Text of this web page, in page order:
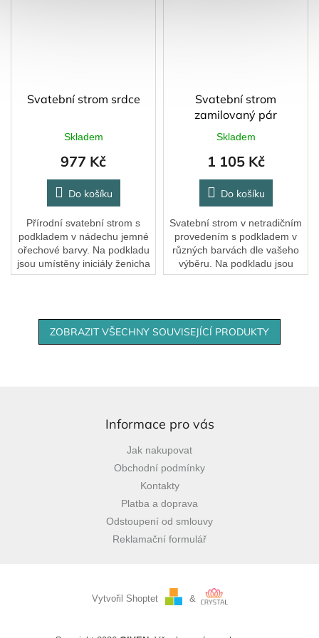
Svatební strom srdce
Skladem
977 Kč
Do košíku
Přírodní svatební strom s
podkladem v nádechu jemné
ořechové barvy. Na podkladu
jsou umístěny iniciály ženicha
a nevěsty a datum svatby.
Svatební strom
zamilovaný pár
Skladem
1 105 Kč
Do košíku
Svatební strom v netradičním
provedením s podkladem v
různých barvách dle vašeho
výběru. Na podkladu jsou
umístěna jména ženicha a
ZOBRAZIT VŠECHNY SOUVISEJÍCÍ PRODUKTY
Informace pro vás
Jak nakupovat
Obchodní podmínky
Kontakty
Platba a doprava
Odstoupení od smlouvy
Reklamační formulář
Vytvořil Shoptet &